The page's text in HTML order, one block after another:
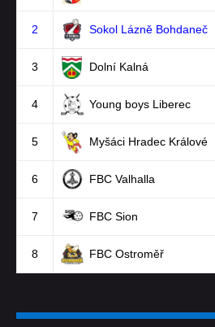
2 Sokol Lázně Bohdaneč
3 Dolní Kalná
4 Young boys Liberec
5 Myšáci Hradec Králové
6 FBC Valhalla
7 FBC Sion
8 FBC Ostroměř